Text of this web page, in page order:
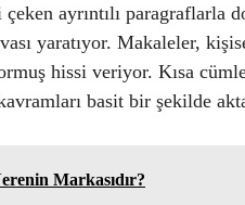
ayrıntılı paragraflarla
yaratıyor. Makaleler,
hissi veriyor. Kısa
kavramları basit bir şekilde
Markasıdır?